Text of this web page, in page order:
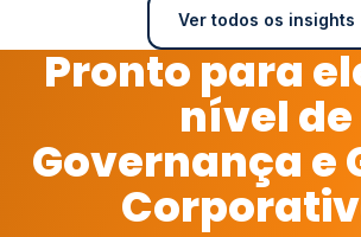
Ver todos os insights
Pronto para
nível de
Governança e